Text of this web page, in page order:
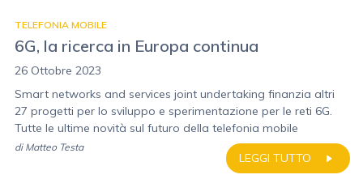
TELEFONIA MOBILE
6G, la ricerca in Europa continua
26 Ottobre 2023
Smart networks and services joint undertaking finanzia altri
27 progetti per lo sviluppo e sperimentazione per le reti 6G.
Tutte le ultime novità sul futuro della telefonia mobile
LEGGI TUTTO
di Matteo Testa